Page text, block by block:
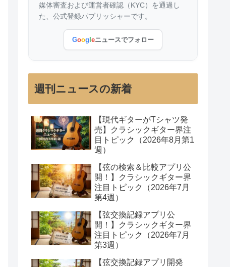
媒体審査および運営者確認（KYC）を通過し
た、公式登録パブリッシャーです。
Goog eニュースでフォロー
週刊ニュースの新着
【現代ギターがTシャツ発
売】クラシックギター界注
目トピック（2026年8月第1
週）
【弦の検索＆比較アプリ公
開！】クラシックギター界
注目トピック（2026年7月
第4週）
【弦交換記録アプリ公
開！】クラシックギター界
注目トピック（2026年7月
第3週）
【弦交換記録アプリ開発